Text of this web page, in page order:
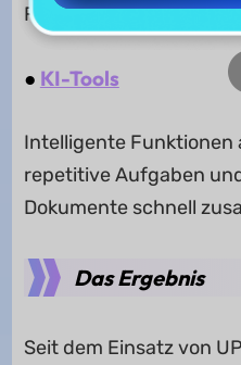
Freigabeprozesse und
● KI-Tools
Intelligente Funktionen
repetitive Aufgaben
Dokumente schnell
Das Ergebnis
Seit dem Einsatz von